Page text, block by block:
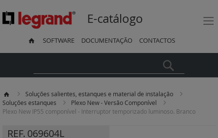
E-catálogo
SOFTWARE DOCUMENTAÇÃO CONTACTOS
Soluções salientes, estanques e material de instalação
Soluções estanques
Plexo New - Versão Componível
Plexo New IP55 componível - Interruptor temporizado luminoso. Branco
REF. 069604L